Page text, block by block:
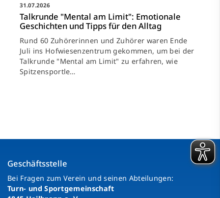
31.07.2026
Talkrunde "Mental am Limit": Emotionale
Geschichten und Tipps für den Alltag
Rund 60 Zuhörerinnen und Zuhörer waren Ende
Juli ins Hofwiesenzentrum gekommen, um bei der
Talkrunde "Mental am Limit" zu erfahren, wie
Spitzensportle…
Geschäftsstelle
Bei Fragen zum Verein und seinen Abteilungen:
Turn- und Sportgemeinschaft